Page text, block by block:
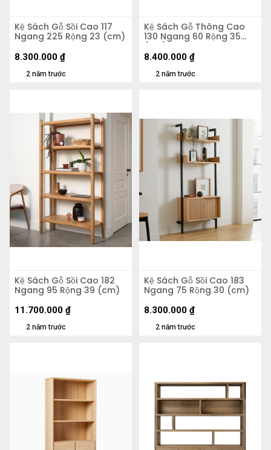
Kệ Sách Gỗ Sồi Cao 117
Ngang 225 Rộng 23 (cm)
2 năm trước
8.300.000 ₫
Kệ Sách Gỗ Thông Cao
130 Ngang 60 Rộng 35
(cm)
2 năm trước
8.400.000 ₫
Kệ Sách Gỗ Sồi Cao 182
Ngang 95 Rộng 39 (cm)
2 năm trước
11.700.000 ₫
Kệ Sách Gỗ Sồi Cao 183
Ngang 75 Rộng 30 (cm)
2 năm trước
8.300.000 ₫